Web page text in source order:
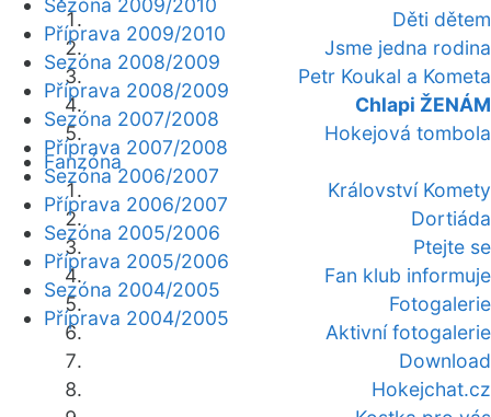
Děti dětem
Jsme jedna rodina
Petr Koukal a Kometa
Chlapi ŽENÁM
Hokejová tombola
Fanzóna
Království Komety
Dortiáda
Ptejte se
Fan klub informuje
Fotogalerie
Aktivní fotogalerie
Download
Hokejchat.cz
Sezóna 2009/2010
Příprava 2009/2010
Sezóna 2008/2009
Příprava 2008/2009
Sezóna 2007/2008
Příprava 2007/2008
Sezóna 2006/2007
Příprava 2006/2007
Sezóna 2005/2006
Příprava 2005/2006
Sezóna 2004/2005
Příprava 2004/2005